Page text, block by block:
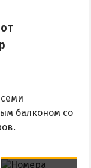
балконом со